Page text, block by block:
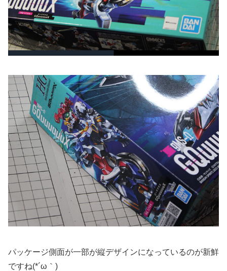
パッケージ側面が一部が縦デザインになっているのが新鮮
ですね(*´ω｀)